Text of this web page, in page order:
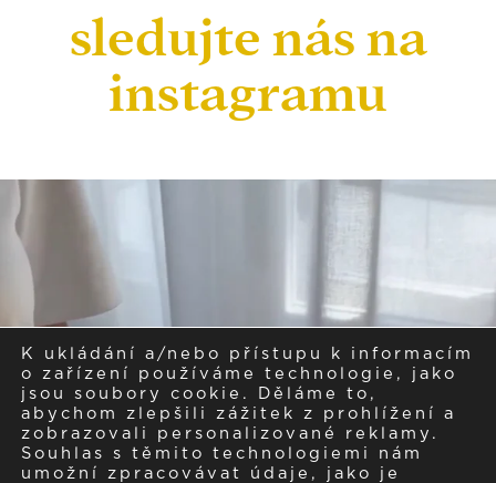
sledujte nás na
instagramu
K ukládání a/nebo přístupu k informacím
o zařízení používáme technologie, jako
jsou soubory cookie. Děláme to,
abychom zlepšili zážitek z prohlížení a
zobrazovali personalizované reklamy.
Souhlas s těmito technologiemi nám
umožní zpracovávat údaje, jako je